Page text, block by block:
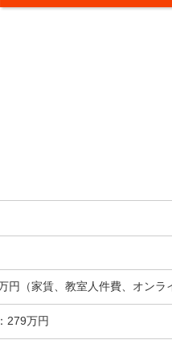
円（家賃、教室人件費、オン
279万円